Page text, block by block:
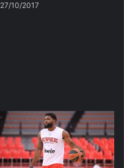
27/10/2017